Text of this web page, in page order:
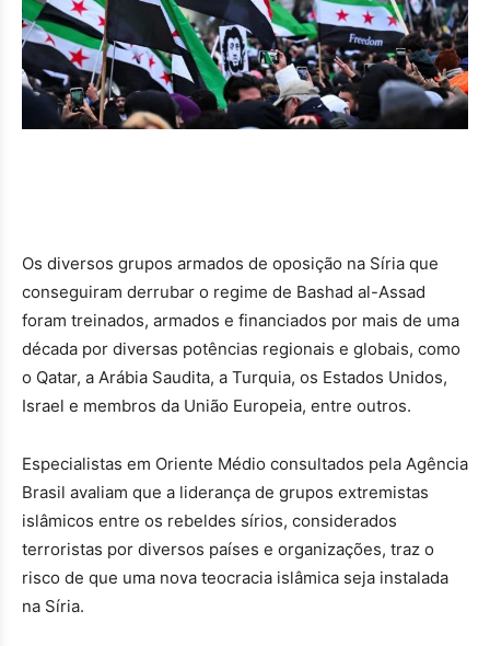
Os diversos grupos armados de oposição na Síria que
conseguiram derrubar o regime de Bashad al-Assad
foram treinados, armados e financiados por mais de uma
década por diversas potências regionais e globais, como
o Qatar, a Arábia Saudita, a Turquia, os Estados Unidos,
Israel e membros da União Europeia, entre outros.
Especialistas em Oriente Médio consultados pela Agência
Brasil avaliam que a liderança de grupos extremistas
islâmicos entre os rebeldes sírios, considerados
terroristas por diversos países e organizações, traz o
risco de que uma nova teocracia islâmica seja instalada
na Síria.